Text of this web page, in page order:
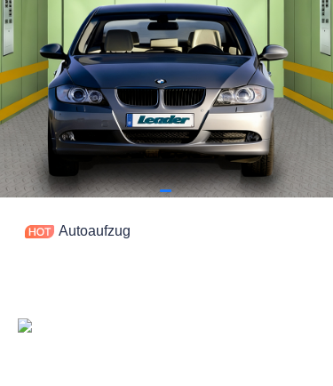
Autoaufzug
Videoanzeige
Nachrichten
Kontakt